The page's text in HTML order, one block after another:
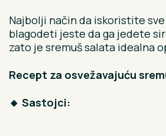
Najbolji način da iskoristite
blagodeti jeste da ga jedete
zato je sremuš salata idealna
Recept za osvežavajuću
🔸 Sastojci: